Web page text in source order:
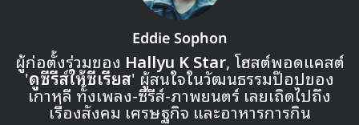
Eddie Sophon
ผู้ก่อตั้งร่วมของ Hallyu K Star, โฮสต์พอดแคสต์
'ดูซีรีส์ให้ซีเรียส' ผู้สนใจในวัฒนธรรมป๊อปของ
เกาหลี ทั้งเพลง-ซีรีส์-ภาพยนตร์ เลยเถิดไปถึง
เรื่องสังคม เศรษฐกิจ และอาหารการกิน